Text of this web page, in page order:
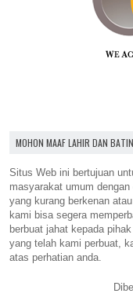
MOHON MAAF LAHIR DAN BATIN
Situs Web ini bertujuan
masyarakat umum
yang kurang berkenan
kami bisa segera
berbuat jahat kepada
yang telah kami perbuat,
atas perhatian anda.